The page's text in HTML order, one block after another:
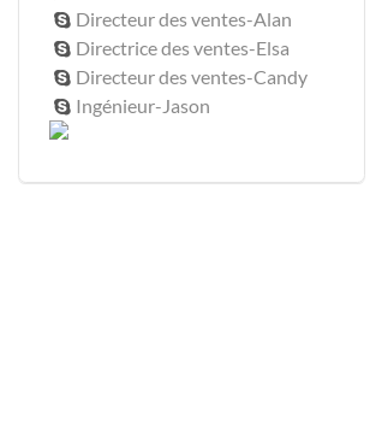
 Directeur des ventes-Alan
 Directrice des ventes-Elsa
 Directeur des ventes-Candy
 Ingénieur-Jason